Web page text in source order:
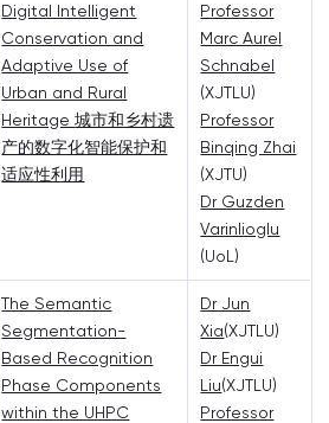
Digital Intelligent
Conservation and
Adaptive Use of
Urban and Rural
Heritage城市和乡村遗
产的数字化智能保护和
适应性利用
Professor
Marc Aurel
Schnabel
(XJTLU)
Professor
Binqing Zhai
(XJTU)
Dr Guzden
Varinlioglu
(UoL)
The Semantic
Segmentation-
Based Recognition
Phase Components
within the UHPC
Dr Jun
Xia(XJTLU)
Dr Engui
Liu(XJTLU)
Professor